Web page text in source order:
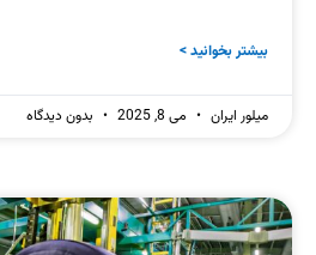
بیشتر بخوانید >
میلور ایران می 8, 2025 بدون دیدگاه